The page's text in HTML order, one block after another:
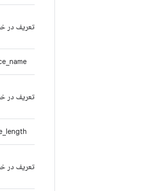
تعریف در
تعریف در
تعریف در